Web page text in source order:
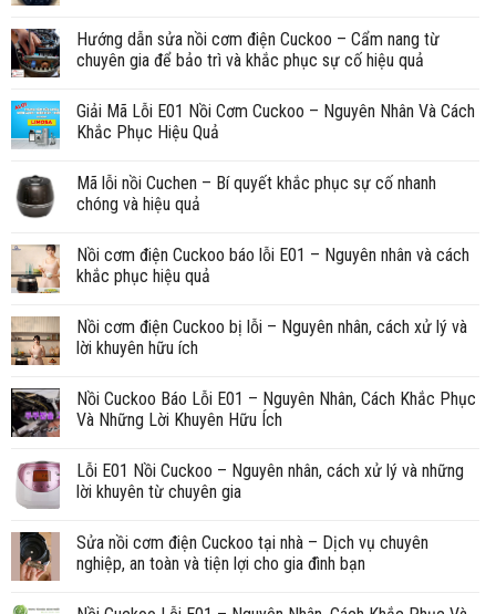
Hướng dẫn sửa nồi cơm điện Cuckoo – Cẩm nang từ
chuyên gia để bảo trì và khắc phục sự cố hiệu quả
Giải Mã Lỗi E01 Nồi Cơm Cuckoo – Nguyên Nhân Và Cách
Khắc Phục Hiệu Quả
Mã lỗi nồi Cuchen – Bí quyết khắc phục sự cố nhanh
chóng và hiệu quả
Nồi cơm điện Cuckoo báo lỗi E01 – Nguyên nhân và cách
khắc phục hiệu quả
Nồi cơm điện Cuckoo bị lỗi – Nguyên nhân, cách xử lý và
lời khuyên hữu ích
Nồi Cuckoo Báo Lỗi E01 – Nguyên Nhân, Cách Khắc Phục
Và Những Lời Khuyên Hữu Ích
Lỗi E01 Nồi Cuckoo – Nguyên nhân, cách xử lý và những
lời khuyên từ chuyên gia
Sửa nồi cơm điện Cuckoo tại nhà – Dịch vụ chuyên
nghiệp, an toàn và tiện lợi cho gia đình bạn